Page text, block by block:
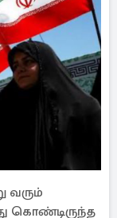
வரும்
கொண்டிருந்த